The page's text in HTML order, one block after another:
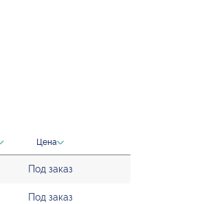
Цена
Под заказ
Под заказ